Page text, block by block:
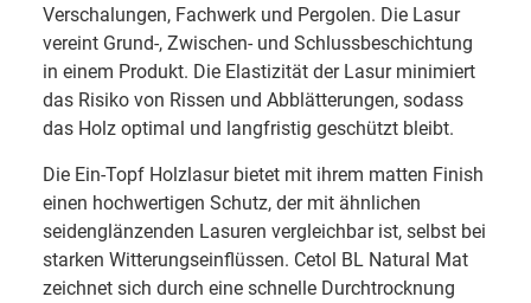
Verschalungen, Fachwerk und Pergolen. Die Lasur
vereint Grund-, Zwischen- und Schlussbeschichtung
in einem Produkt. Die Elastizität der Lasur minimiert
das Risiko von Rissen und Abblätterungen, sodass
das Holz optimal und langfristig geschützt bleibt.
Die Ein-Topf Holzlasur bietet mit ihrem matten Finish
einen hochwertigen Schutz, der mit ähnlichen
seidenglänzenden Lasuren vergleichbar ist, selbst bei
starken Witterungseinflüssen. Cetol BL Natural Mat
zeichnet sich durch eine schnelle Durchtrocknung